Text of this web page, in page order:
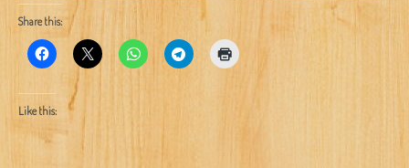
Share this:
Like this: